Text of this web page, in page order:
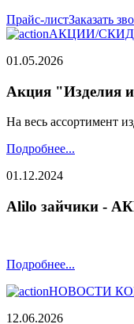
Прайс-листЗаказать
АКЦИИ/
01.05.2026
Акция "Изделия
На весь ассортимент
Подробнее...
01.12.2024
Alilo зайчики -
Подробнее...
НОВОСТИ
12.06.2026